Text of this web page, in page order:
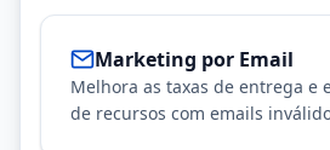
Marketing por Email
Melhora as taxas de entrega e
de recursos com emails